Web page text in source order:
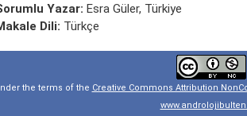
Yazar: Esra Güler, Türkiye
Dili: Türkçe
the terms of the Creative Commons Attribution